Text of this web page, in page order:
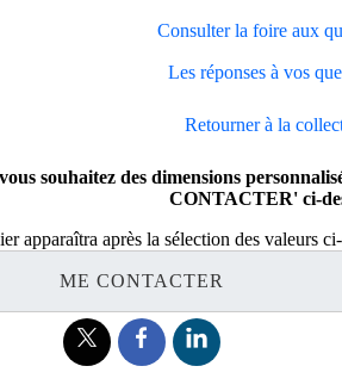
Consulter la foire aux
Les réponses à vos
Retourner à la
souhaitez des dimensions
CONTACTER' ci-
apparaîtra après la sélection des valeurs
ME CONTACTER